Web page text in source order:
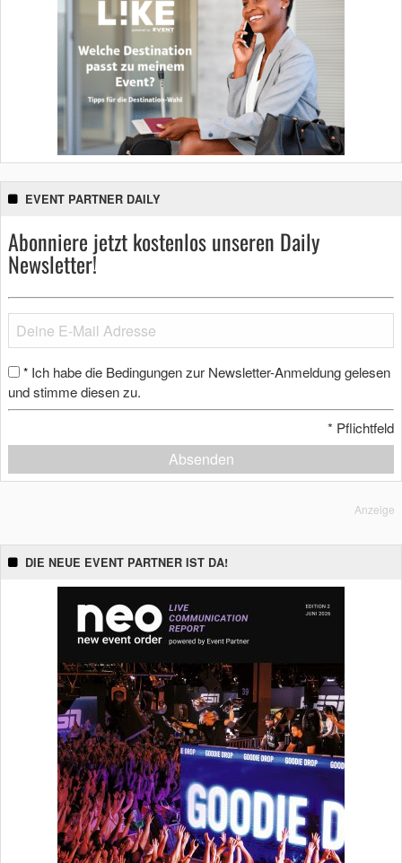
EVENT PARTNER DAILY
Abonniere jetzt kostenlos unseren Daily
Newsletter!
* Ich habe die Bedingungen zur Newsletter-Anmeldung gelesen
und stimme diesen zu.
* Pflichtfeld
Absenden
Anzeige
DIE NEUE EVENT PARTNER IST DA!